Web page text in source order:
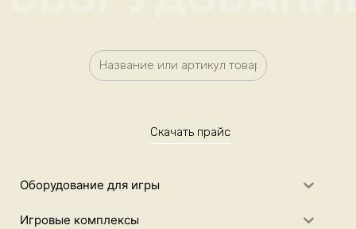
Скачать прайс
Оборудование для игры
Игровые комплексы